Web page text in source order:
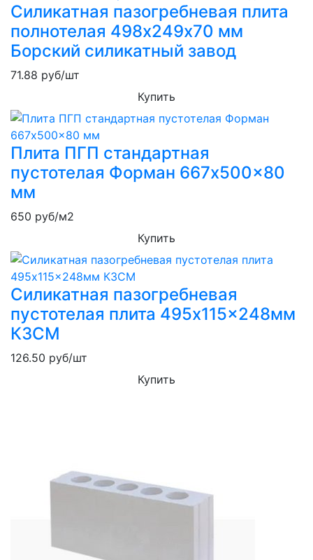
Силикатная пазогребневая плита
полнотелая 498х249х70 мм
Борский силикатный завод
71.88 руб/шт
Купить
Плита ПГП стандартная
пустотелая Форман 667x500x80
мм
650 руб/м2
Купить
Силикатная пазогребневая
пустотелая плита 495x115x248мм
КЗСМ
126.50 руб/шт
Купить